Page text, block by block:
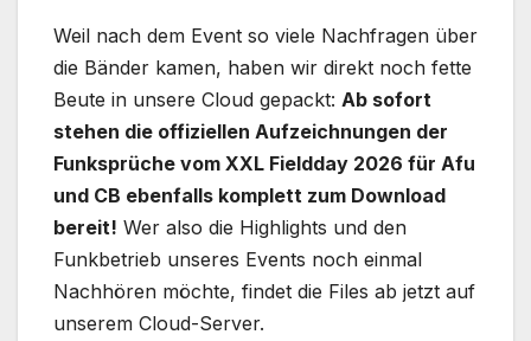
Weil nach dem Event so viele Nachfragen über
die Bänder kamen, haben wir direkt noch fette
Beute in unsere Cloud gepackt: Ab sofort
stehen die offiziellen Aufzeichnungen der
Funksprüche vom XXL Fieldday 2026 für Afu
und CB ebenfalls komplett zum Download
bereit! Wer also die Highlights und den
Funkbetrieb unseres Events noch einmal
Nachhören möchte, findet die Files ab jetzt auf
unserem Cloud-Server.